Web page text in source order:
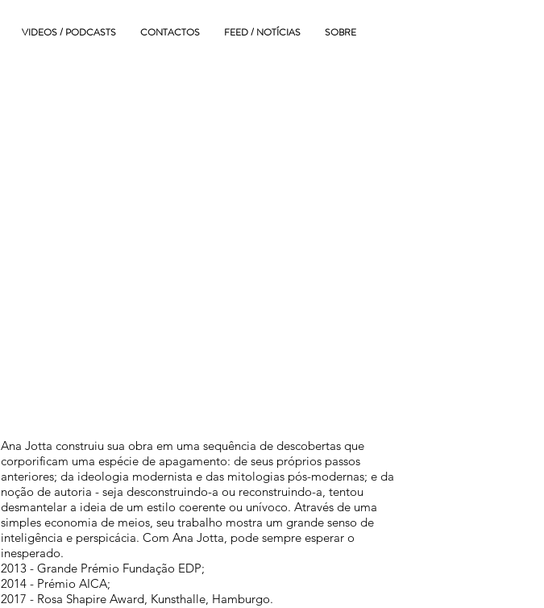
VIDEOS / PODCASTS CONTACTOS FEED / NOTÍCIAS SOBRE
Ana Jotta construiu sua obra em uma sequência de descobertas que
corporificam uma espécie de apagamento: de seus próprios passos
anteriores; da ideologia modernista e das mitologias pós-modernas; e da
noção de autoria - seja desconstruindo-a ou reconstruindo-a, tentou
desmantelar a ideia de um estilo coerente ou unívoco. Através de uma
simples economia de meios, seu trabalho mostra um grande senso de
inteligência e perspicácia. Com Ana Jotta, pode sempre esperar o
inesperado.
2013 - Grande Prémio Fundação EDP;
2014 - Prémio AICA;
2017 - Rosa Shapire Award, Kunsthalle, Hamburgo.